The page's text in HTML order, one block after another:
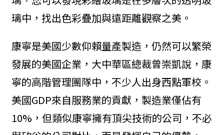
璃中，找出色彩疊加與遠距離觀察之美。
康寧是美國少數仰賴量產製造，仍然可以繁榮
發展的美國企業，大中華區總裁曾崇凱說，康
寧的高階管理團隊中，不少人出身西點軍校。
美國GDP來自服務業的貢獻，製造業僅佔有
10%，但類似康寧擁有頂尖技術的公司，不必